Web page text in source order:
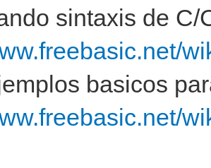
sintaxis de C/
basicos